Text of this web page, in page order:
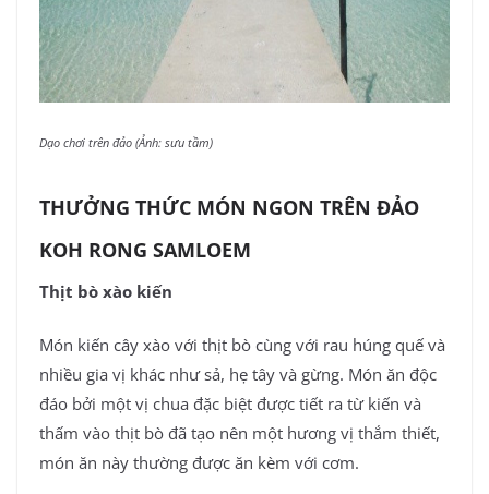
Dạo chơi trên đảo (Ảnh: sưu tầm)
THƯỞNG THỨC MÓN NGON TRÊN ĐẢO
KOH RONG SAMLOEM
Thịt bò xào kiến
Món kiến cây xào với thịt bò cùng với rau húng quế và
nhiều gia vị khác như sả, hẹ tây và gừng. Món ăn độc
đáo bởi một vị chua đặc biệt được tiết ra từ kiến và
thấm vào thịt bò đã tạo nên một hương vị thắm thiết,
món ăn này thường được ăn kèm với cơm.